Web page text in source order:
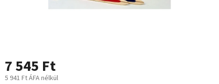
7 545 Ft
5 941 Ft ÁFA nélkül